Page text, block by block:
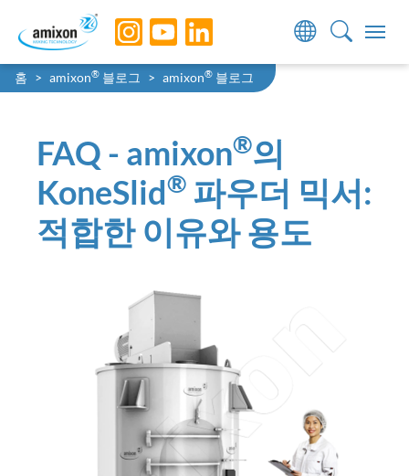
Skip to main navigation
Skip to main content
Skip to page footer
You are here:
홈 amixon® 블로그 amixon® 블로그
FAQ - amixon®의
KoneSlid® 파우더 믹서:
적합한 이유와 용도